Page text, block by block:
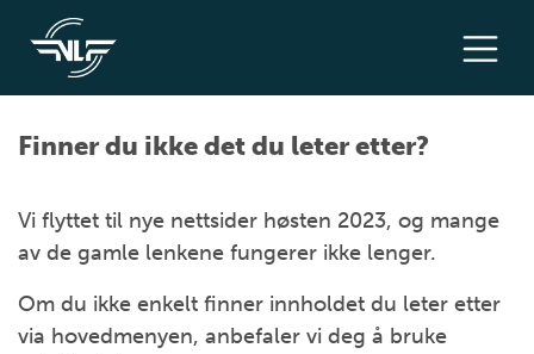
Finner du ikke det du leter etter?
Vi flyttet til nye nettsider høsten 2023, og mange
av de gamle lenkene fungerer ikke lenger.
Om du ikke enkelt finner innholdet du leter etter
via hovedmenyen, anbefaler vi deg å bruke